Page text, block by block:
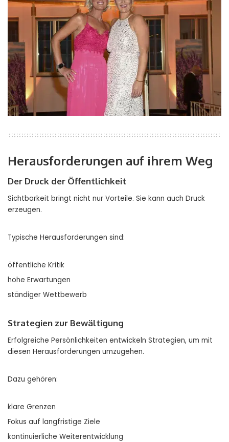
Herausforderungen auf ihrem Weg
Der Druck der Öffentlichkeit
Sichtbarkeit bringt nicht nur Vorteile. Sie kann auch Druck
erzeugen.
Typische Herausforderungen sind:
öffentliche Kritik
hohe Erwartungen
ständiger Wettbewerb
Strategien zur Bewältigung
Erfolgreiche Persönlichkeiten entwickeln Strategien, um mit
diesen Herausforderungen umzugehen.
Dazu gehören:
klare Grenzen
Fokus auf langfristige Ziele
kontinuierliche Weiterentwicklung